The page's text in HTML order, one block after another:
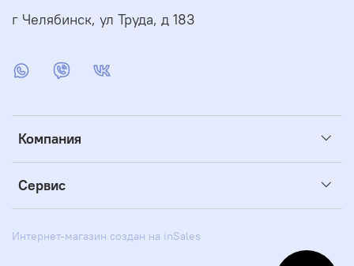
Компания
Сервис
г Челябинск, ул Труда, д 183
Интернет-магазин создан на inSales